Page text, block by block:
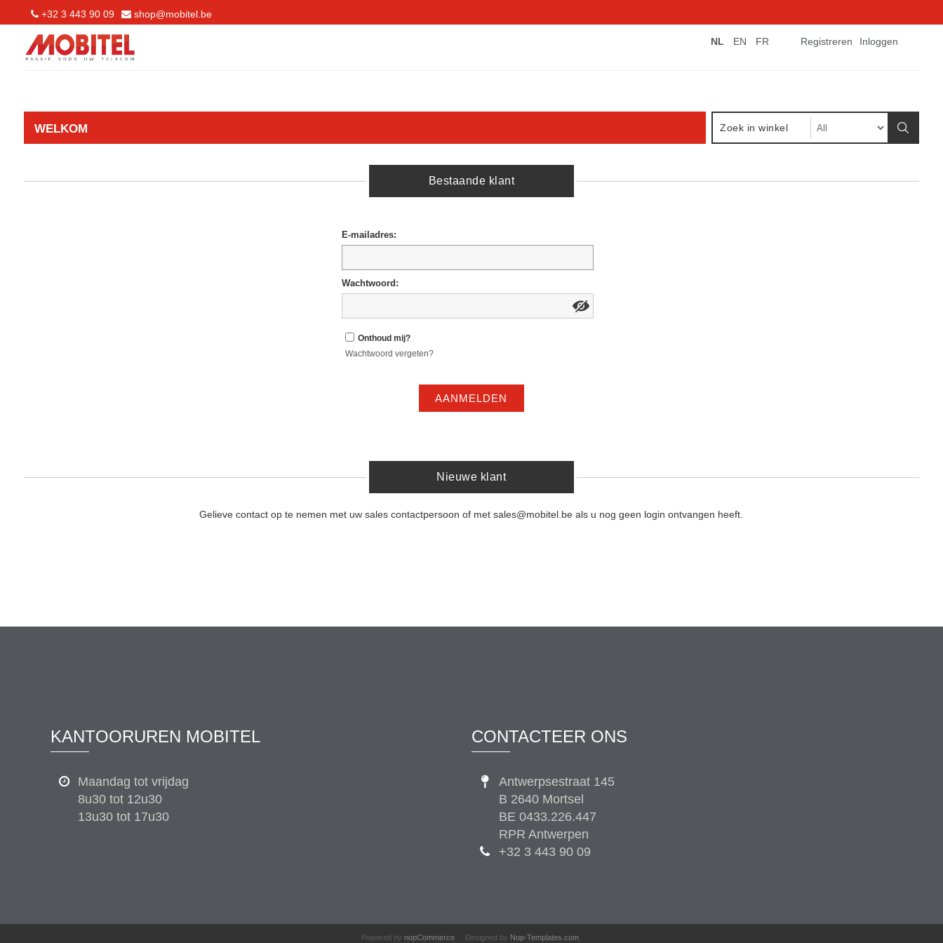
+32 3 443 90 09 shop@mobitel.be
Registreren Inloggen
NL EN FR
WELKOM
Bestaande klant
E-mailadres:
Wachtwoord:
Onthoud mij?
Wachtwoord vergeten?
AANMELDEN
Nieuwe klant
Gelieve contact op te nemen met uw sales contactpersoon of met sales@mobitel.be als u nog geen login ontvangen heeft.
KANTOORUREN MOBITEL
Maandag tot vrijdag
8u30 tot 12u30
13u30 tot 17u30
CONTACTEER ONS
Antwerpsestraat 145
B 2640 Mortsel
BE 0433.226.447
RPR Antwerpen
+32 3 443 90 09
Powered by nopCommerce Designed by Nop-Templates.com